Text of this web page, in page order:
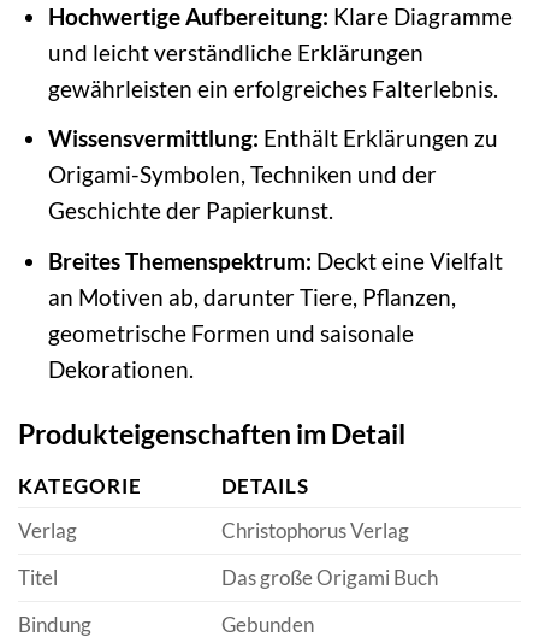
Hochwertige Aufbereitung: Klare Diagramme
und leicht verständliche Erklärungen
gewährleisten ein erfolgreiches Falterlebnis.
Wissensvermittlung: Enthält Erklärungen zu
Origami-Symbolen, Techniken und der
Geschichte der Papierkunst.
Breites Themenspektrum: Deckt eine Vielfalt
an Motiven ab, darunter Tiere, Pflanzen,
geometrische Formen und saisonale
Dekorationen.
Produkteigenschaften im Detail
KATEGORIE
DETAILS
Verlag
Christophorus Verlag
Titel
Das große Origami Buch
Bindung
Gebunden